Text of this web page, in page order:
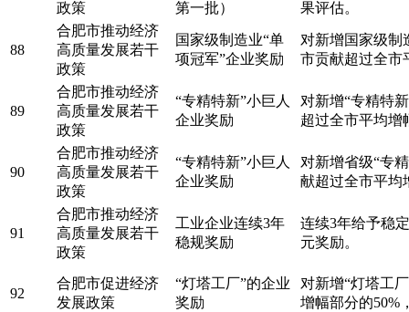
政策
第一批）
果评估。
88
合肥市推动经济
高质量发展若干
政策
国家级制造业“单
项冠军”企业奖励
对新增国家级制
市贡献超过全市
89
合肥市推动经济
高质量发展若干
政策
“专精特新”小巨人
企业奖励
对新增“专精特
超过全市平均增
90
合肥市推动经济
高质量发展若干
政策
“专精特新”小巨人
企业奖励
对新增省级“专
献超过全市平均
91
合肥市推动经济
高质量发展若干
政策
工业企业连续3年
稳规奖励
连续3年给予稳
元奖励。
92
合肥市促进经济
发展政策
“灯塔工厂”的企业
奖励
对新增“灯塔工
增幅部分的50%